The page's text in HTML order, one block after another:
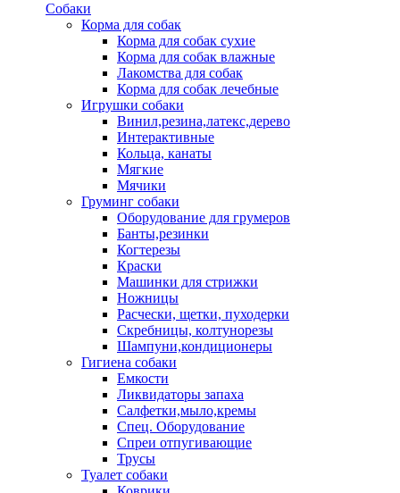
Собаки
Корма для собак
Корма для собак сухие
Корма для собак влажные
Лакомства для собак
Корма для собак лечебные
Игрушки собаки
Винил,резина,латекс,дерево
Интерактивные
Кольца, канаты
Мягкие
Мячики
Груминг собаки
Оборудование для грумеров
Банты,резинки
Когтерезы
Краски
Машинки для стрижки
Ножницы
Расчески, щетки, пуходерки
Скребницы, колтунорезы
Шампуни,кондиционеры
Гигиена собаки
Емкости
Ликвидаторы запаха
Салфетки,мыло,кремы
Спец. Оборудование
Спреи отпугивающие
Трусы
Туалет собаки